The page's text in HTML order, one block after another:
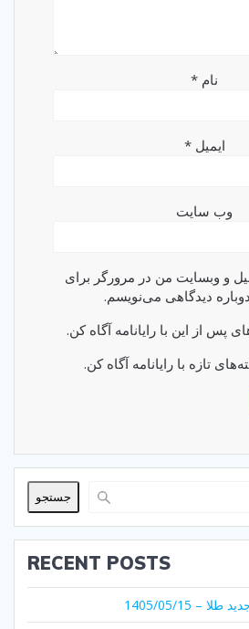
نام *
ایمیل*
وب‌ سایت
و وبسایت من در مرورگر برای
دیدگاهی می‌نویسم.
پس از این با رایانامه آگاه کن.
تازه با رایانامه آگاه کن.
جستجو
RECENT POSTS
– 1405/05/15